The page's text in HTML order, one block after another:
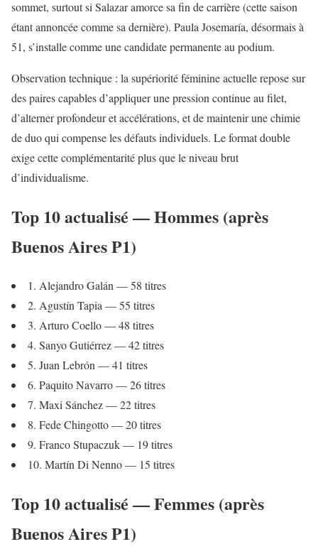
sommet, surtout si Salazar amorce sa fin de carrière (cette saison
étant annoncée comme sa dernière). Paula Josemaría, désormais à
51, s’installe comme une candidate permanente au podium.
Observation technique : la supériorité féminine actuelle repose sur
des paires capables d’appliquer une pression continue au filet,
d’alterner profondeur et accélérations, et de maintenir une chimie
de duo qui compense les défauts individuels. Le format double
exige cette complémentarité plus que le niveau brut
d’individualisme.
Top 10 actualisé — Hommes (après
Buenos Aires P1)
1. Alejandro Galán — 58 titres
2. Agustín Tapia — 55 titres
3. Arturo Coello — 48 titres
4. Sanyo Gutiérrez — 42 titres
5. Juan Lebrón — 41 titres
6. Paquito Navarro — 26 titres
7. Maxi Sánchez — 22 titres
8. Fede Chingotto — 20 titres
9. Franco Stupaczuk — 19 titres
10. Martín Di Nenno — 15 titres
Top 10 actualisé — Femmes (après
Buenos Aires P1)